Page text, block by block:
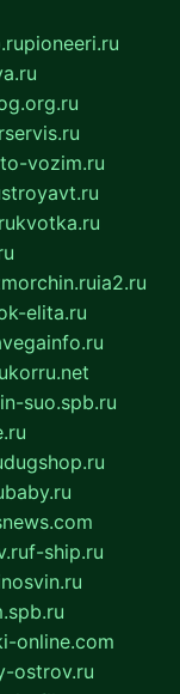
pioneeri.ru
vozim.ru
stroyavt.ru
kvotka.ru
ia2.ru
elita.ru
korru.net
suo.spb.ru
dugshop.ru
f-ship.ru
online.com
ostrov.ru